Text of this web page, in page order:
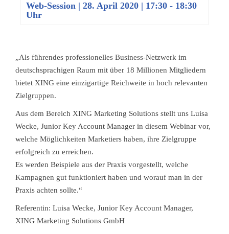
Web-Session | 28. April 2020 | 17:30 - 18:30
Uhr
„Als führendes professionelles Business-Netzwerk im
deutschsprachigen Raum mit über 18 Millionen Mitgliedern
bietet XING eine einzigartige Reichweite in hoch relevanten
Zielgruppen.
Aus dem Bereich XING Marketing Solutions stellt uns Luisa
Wecke, Junior Key Account Manager in diesem Webinar vor,
welche Möglichkeiten Marketiers haben, ihre Zielgruppe
erfolgreich zu erreichen.
Es werden Beispiele aus der Praxis vorgestellt, welche
Kampagnen gut funktioniert haben und worauf man in der
Praxis achten sollte.“
Referentin: Luisa Wecke, Junior Key Account Manager,
XING Marketing Solutions GmbH